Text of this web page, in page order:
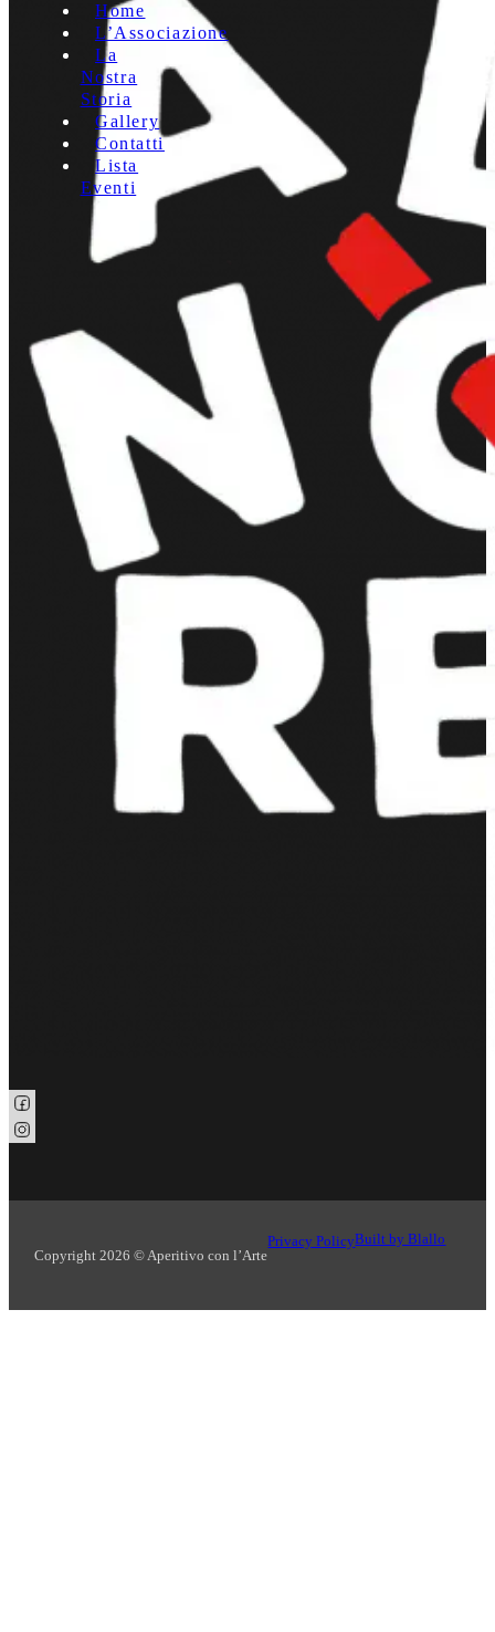
Home
L’Associazione
La
Nostra
Storia
Gallery
Contatti
Lista
Eventi
Seguici su Facebook
Seguici su Instagram
Copyright 2026 © Aperitivo con l’Arte
Privacy PolicyBuilt by Blallo